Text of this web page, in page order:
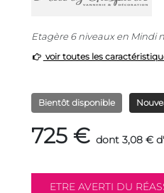
Etagère 6 niveaux en Mindi
voir toutes les
Bientôt disponible
725 € dont 3,08 €